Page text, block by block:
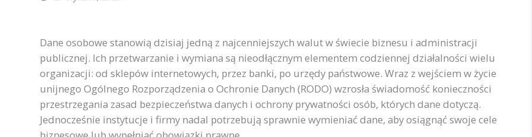
Dane osobowe stanowią dzisiaj jedną z najcenniejszych walut w świecie biznesu i administracji
publicznej. Ich przetwarzanie i wymiana są nieodłącznym elementem codziennej działalności wielu
organizacji: od sklepów internetowych, przez banki, po urzędy państwowe. Wraz z wejściem w życie
unijnego Ogólnego Rozporządzenia o Ochronie Danych (RODO) wzrosła świadomość konieczności
przestrzegania zasad bezpieczeństwa danych i ochrony prywatności osób, których dane dotyczą.
Jednocześnie instytucje i firmy nadal potrzebują sprawnie wymieniać dane, aby osiągnąć swoje cele